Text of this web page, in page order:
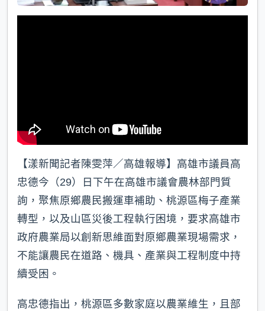
【漾新聞記者陳雯萍／高雄報導】高雄市議員高
忠德今（29）日下午在高雄市議會農林部門質
詢，聚焦原鄉農民搬運車補助、桃源區梅子產業
轉型，以及山區災後工程執行困境，要求高雄市
政府農業局以創新思維面對原鄉農業現場需求，
不能讓農民在道路、機具、產業與工程制度中持
續受困。
高忠德指出，桃源區多數家庭以農業維生，且部